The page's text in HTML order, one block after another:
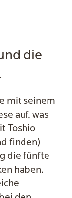
die
mit seinem
auf, was
Toshio
finden)
die fünfte
haben.